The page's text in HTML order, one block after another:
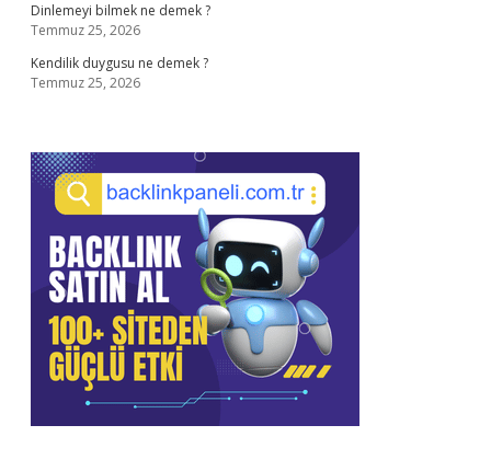
Dinlemeyi bilmek ne demek ?
Temmuz 25, 2026
Kendilik duygusu ne demek ?
Temmuz 25, 2026